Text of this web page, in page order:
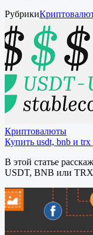
Рубрики
Криптовалюты
Купить usdt, bnb и trx
В этой статье
USDT, BNB или